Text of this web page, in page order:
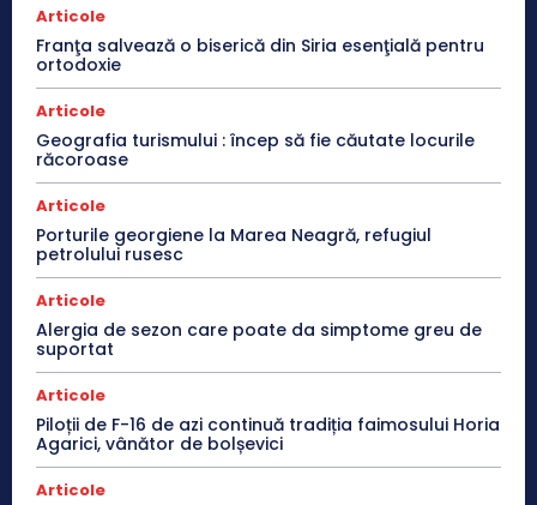
Articole
Franţa salvează o biserică din Siria esenţială pentru
ortodoxie
Articole
Geografia turismului : încep să fie căutate locurile
răcoroase
Articole
Porturile georgiene la Marea Neagră, refugiul
petrolului rusesc
Articole
Alergia de sezon care poate da simptome greu de
suportat
Articole
Piloții de F-16 de azi continuă tradiția faimosului Horia
Agarici, vânător de bolșevici
Articole